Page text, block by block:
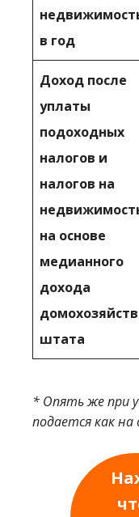
в год
Доход после
уплаты
подоходных
налогов и
налогов на
на основе
медианного
дохода
домохозяйств
штата
* Опять же при
подается как на